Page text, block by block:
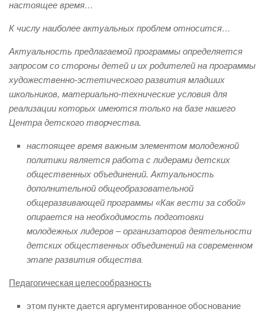
настоящее время…
К числу наиболее актуальных проблем относится…
Актуальность предлагаемой программы определяется
запросом со стороны детей и их родителей на программы
художественно-эстетического развития младших
школьников, материально-технические условия для
реализации которых имеются только на базе нашего
Центра детского творчества.
настоящее время важным элементом молодежной
политики является работа с лидерами детских
общественных объединений. Актуальность
дополнительной общеобразовательной
общеразвивающей программы «Как вести за собой»
опирается на необходимость подготовки
молодежных лидеров – организаторов деятельности
детских общественных объединений на современном
этапе развития общества.
Педагогическая целесообразность
этом пункте дается аргументированное обоснование